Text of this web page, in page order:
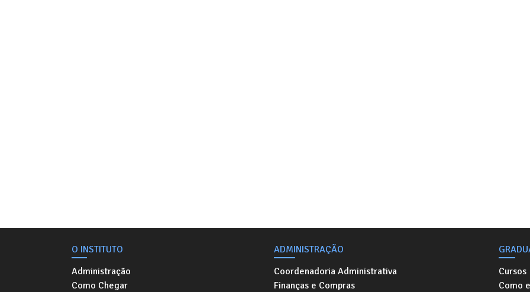
O INSTITUTO
Administração
Como Chegar
ADMINISTRAÇÃO
Coordenadoria Administrativa
Finanças e Compras
Cursos
Como